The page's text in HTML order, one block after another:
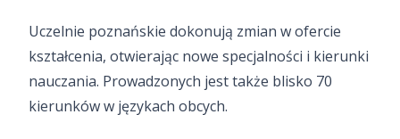
Uczelnie poznańskie dokonują zmian w ofercie
kształcenia, otwierając nowe specjalności i kierunki
nauczania. Prowadzonych jest także blisko 70
kierunków w językach obcych.